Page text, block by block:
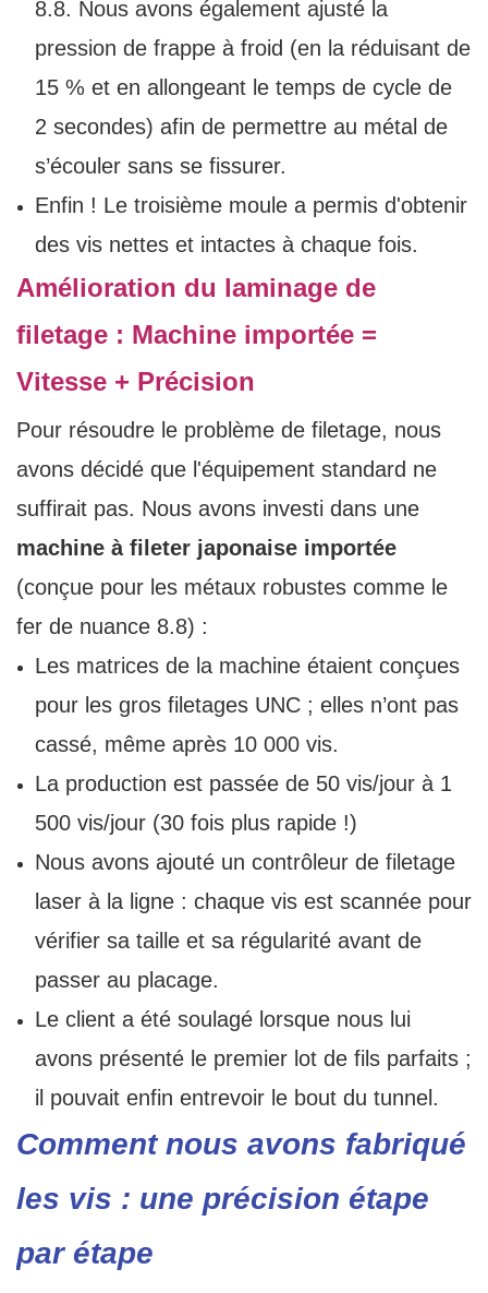
8.8. Nous avons également ajusté la
pression de frappe à froid (en la réduisant de
15 % et en allongeant le temps de cycle de
2 secondes) afin de permettre au métal de
s’écouler sans se fissurer.
Enfin ! Le troisième moule a permis d'obtenir
des vis nettes et intactes à chaque fois.
Amélioration du laminage de
filetage : Machine importée =
Vitesse + Précision
Pour résoudre le problème de filetage, nous
avons décidé que l'équipement standard ne
suffirait pas. Nous avons investi dans une
machine à fileter japonaise importée
(conçue pour les métaux robustes comme le
fer de nuance 8.8) :
Les matrices de la machine étaient conçues
pour les gros filetages UNC ; elles n’ont pas
cassé, même après 10 000 vis.
La production est passée de 50 vis/jour à 1
500 vis/jour (30 fois plus rapide !)
Nous avons ajouté un contrôleur de filetage
laser à la ligne : chaque vis est scannée pour
vérifier sa taille et sa régularité avant de
passer au placage.
Le client a été soulagé lorsque nous lui
avons présenté le premier lot de fils parfaits ;
il pouvait enfin entrevoir le bout du tunnel.
Comment nous avons fabriqué
les vis : une précision étape
par étape